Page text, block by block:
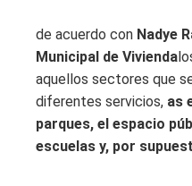
de acuerdo con Nadye
Municipal de Vivienda
aquellos sectores que
diferentes servicios, as
parques, el espacio
escuelas y, por